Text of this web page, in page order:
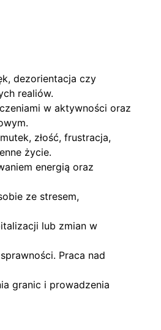
dezorientacja czy
realiów.
w aktywności oraz
złość, frustracja,
życie.
energią oraz
ze stresem,
lub zmian w
Praca nad
granic i prowadzenia